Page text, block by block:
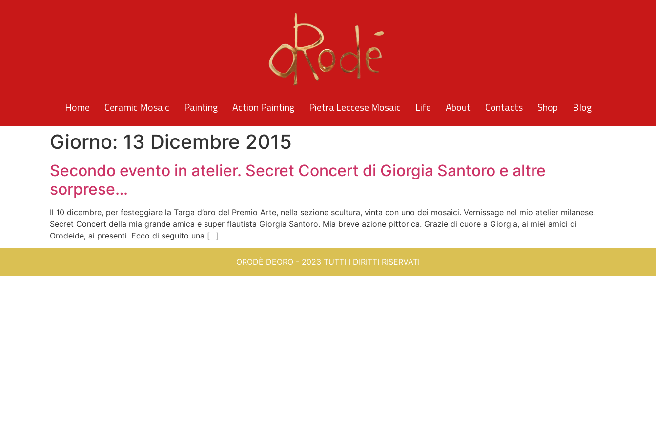
Home Ceramic Mosaic Painting Action Painting Pietra Leccese Mosaic Life About Contacts Shop Blog
Giorno: 13 Dicembre 2015
Secondo evento in atelier. Secret Concert di Giorgia Santoro e altre
sorprese…
Il 10 dicembre, per festeggiare la Targa d’oro del Premio Arte, nella sezione scultura, vinta con uno dei mosaici. Vernissage nel mio atelier milanese.
Secret Concert della mia grande amica e super flautista Giorgia Santoro. Mia breve azione pittorica. Grazie di cuore a Giorgia, ai miei amici di
Orodeide, ai presenti. Ecco di seguito una […]
ORODÈ DEORO - 2023 TUTTI I DIRITTI RISERVATI